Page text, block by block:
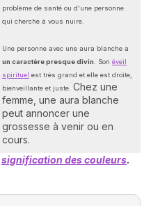
problème de santé ou d'une personne
qui cherche à vous nuire.
Une personne avec une aura blanche a
un caractère presque divin . Son éveil
spirituel est très grand et elle est droite,
bienveillante et juste. Chez une
femme, une aura blanche
peut annoncer une
grossesse à venir ou en
cours.
signification des couleurs.